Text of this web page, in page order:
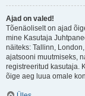
Ajad on valed!
Tõenäoliselt on ajad
mine Kasutaja
näiteks: Tallinn,
ajatsooni muutmiseks,
registreeritud kasutaja.
õige aeg luua omale